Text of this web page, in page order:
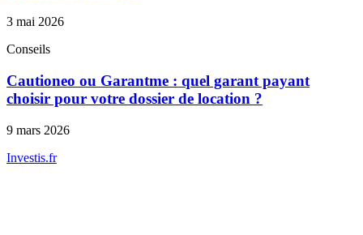
3 mai 2026
Conseils
Cautioneo ou Garantme : quel garant payant
choisir pour votre dossier de location ?
9 mars 2026
Investis.fr